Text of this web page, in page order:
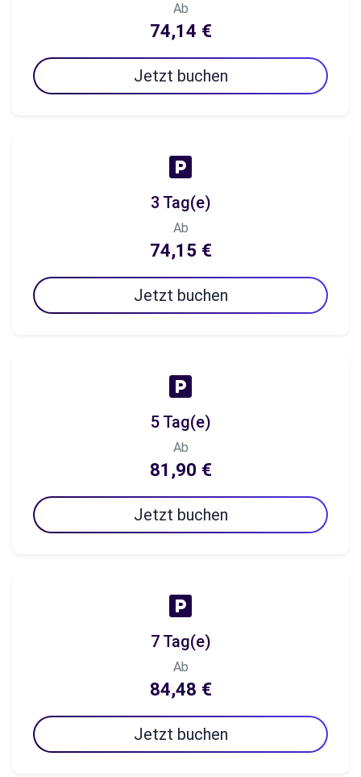
Ab
74,14 €
Jetzt buchen
3 Tag(e)
Ab
74,15 €
Jetzt buchen
5 Tag(e)
Ab
81,90 €
Jetzt buchen
7 Tag(e)
Ab
84,48 €
Jetzt buchen